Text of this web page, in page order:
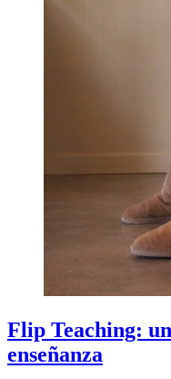
Flip Teaching:
enseñanza